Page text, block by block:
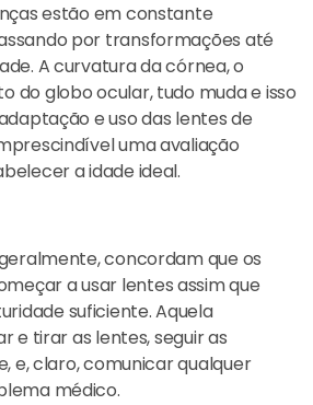
estão em constante
por transformações até
A curvatura da córnea, o
do globo ocular, tudo muda e isso
e uso das lentes de
uma avaliação
a idade ideal.
concordam que os
a usar lentes assim que
suficiente. Aquela
e tirar as lentes, seguir as
e, claro, comunicar qualquer
médico.